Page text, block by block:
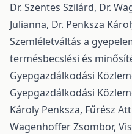
Dr. Szentes Szilárd, Dr.
Julianna, Dr. Penksza
Szemléletváltás a
termésbecslési és
Gyepgazdálkodási
Gyepgazdálkodási
Károly Penksza, Fűrész
Wagenhoffer Zsombor,